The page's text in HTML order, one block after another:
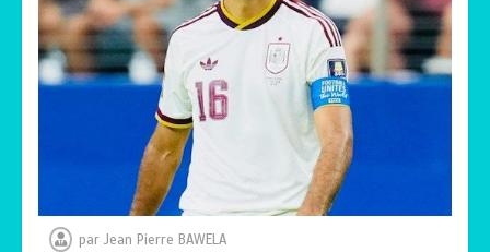
Feuille de route
5 minutes
TOGO : Sauver la mère devient un
indicateur de civilisation
0
4 minutes
par Jean Pierre BAWELA